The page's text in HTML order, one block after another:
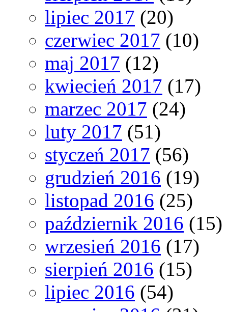
lipiec 2017 (20)
czerwiec 2017 (10)
maj 2017 (12)
kwiecień 2017 (17)
marzec 2017 (24)
luty 2017 (51)
styczeń 2017 (56)
grudzień 2016 (19)
listopad 2016 (25)
październik 2016 (15)
wrzesień 2016 (17)
sierpień 2016 (15)
lipiec 2016 (54)